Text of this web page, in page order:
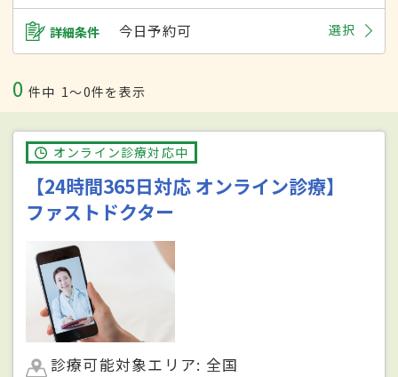
詳細条件 今日予約可 選択
0 件中 1〜0件を表示
オンライン診療対応中
【24時間365日対応 オンライン診療】
ファストドクター
診療可能対象エリア: 全国